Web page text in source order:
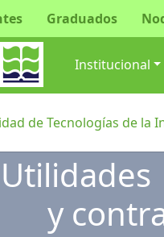
Graduados
Institucional
de Tecnologías de la
y